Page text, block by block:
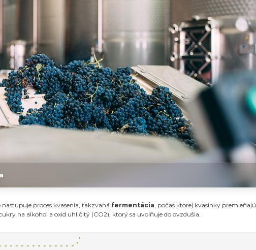
nastupuje proces kvasenia, takzvaná fermentácia, počas ktorej kvasinky premieňajú
na alkohol a oxid uhličitý (CO2), ktorý sa uvoľňuje do ovzdušia.